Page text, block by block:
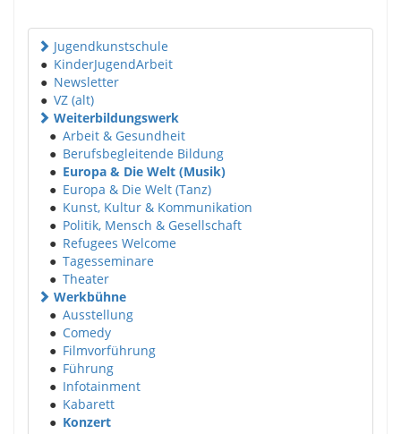
Jugendkunstschule
● KinderJugendArbeit
● Newsletter
● VZ (alt)
Weiterbildungswerk
● Arbeit & Gesundheit
● Berufsbegleitende Bildung
● Europa & Die Welt (Musik)
● Europa & Die Welt (Tanz)
● Kunst, Kultur & Kommunikation
● Politik, Mensch & Gesellschaft
● Refugees Welcome
● Tagesseminare
● Theater
Werkbühne
● Ausstellung
● Comedy
● Filmvorführung
● Führung
● Infotainment
● Kabarett
● Konzert